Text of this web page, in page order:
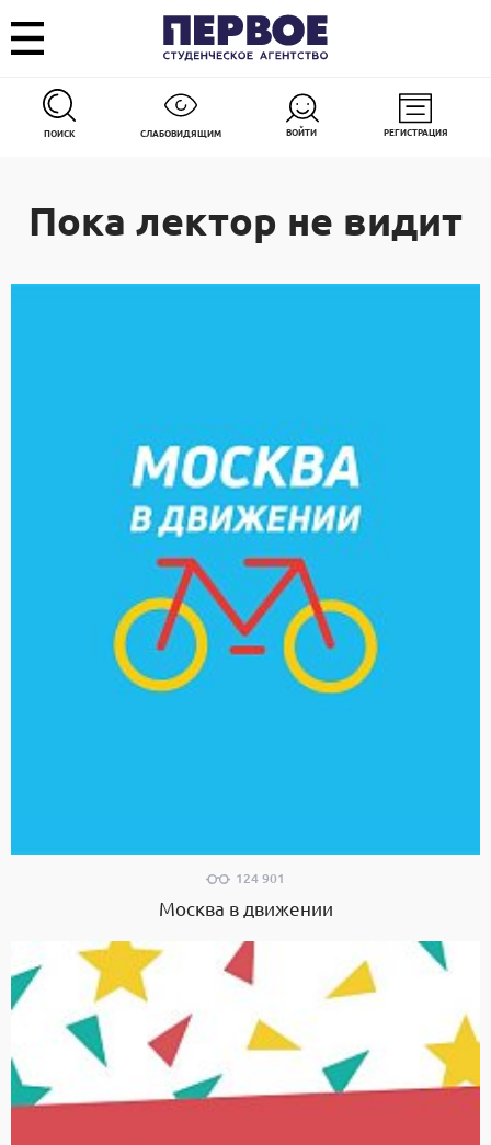
ПОИСК СЛАБОВИДЯЩИМ ВОЙТИ РЕГИСТРАЦИЯ
Пока лектор не видит
124 901
Москва в движении